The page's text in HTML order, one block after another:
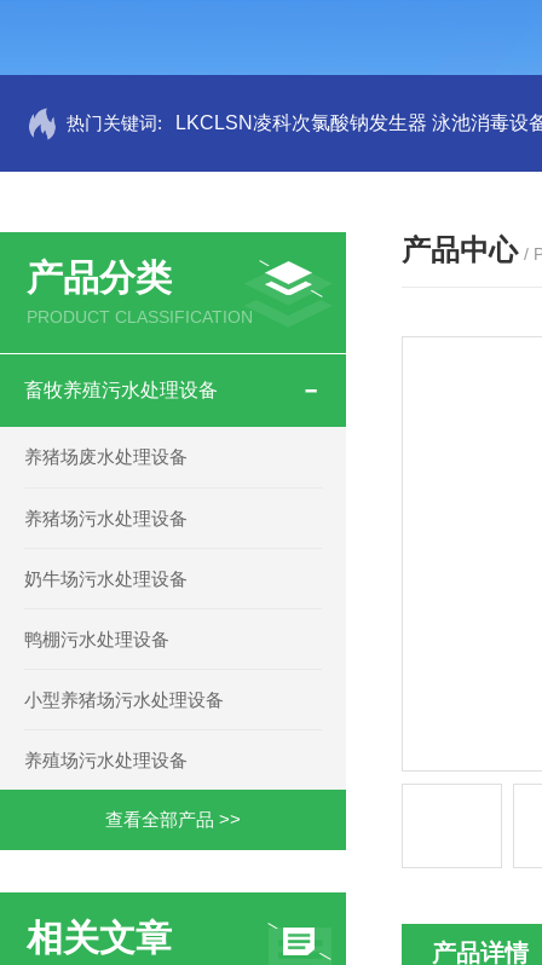
热门关键词: LKCLSN凌科次氯酸钠发生器 泳池消毒设
产品分类
PRODUCT CLASSIFICATION
畜牧养殖污水处理设备
养猪场废水处理设备
养猪场污水处理设备
奶牛场污水处理设备
鸭棚污水处理设备
小型养猪场污水处理设备
养殖场污水处理设备
查看全部产品 >>
相关文章
产品中心 /
产品详情